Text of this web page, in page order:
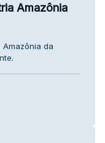
Amazônia
da